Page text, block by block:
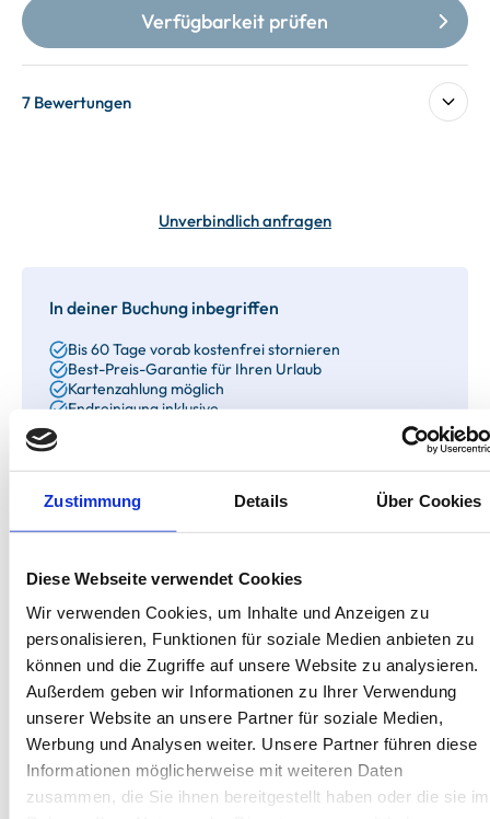
Zustimmung Details Über Cookies
Diese Webseite verwendet Cookies
Wir verwenden Cookies, um Inhalte und Anzeigen zu
personalisieren, Funktionen für soziale Medien anbieten zu
können und die Zugriffe auf unsere Website zu analysieren.
Außerdem geben wir Informationen zu Ihrer Verwendung
unserer Website an unsere Partner für soziale Medien,
Werbung und Analysen weiter. Unsere Partner führen diese
Informationen möglicherweise mit weiteren Daten
zusammen, die Sie ihnen bereitgestellt haben oder die sie im
7 Bewertungen
Unverbindlich anfragen
In deiner Buchung inbegriffen
Bis 60 Tage vorab kostenfrei stornieren
Best-Preis-Garantie für Ihren Urlaub
Kartenzahlung möglich
Endreinigung inklusive
Ich stehe zum Verkauf!
Diese Ferienimmobilie können Sie nicht nur mieten,
sondern auch kaufen. Sie können Ihren Urlaub dazu
nutzen, schon einmal zur Probe zu wohnen!
Zum Exposé